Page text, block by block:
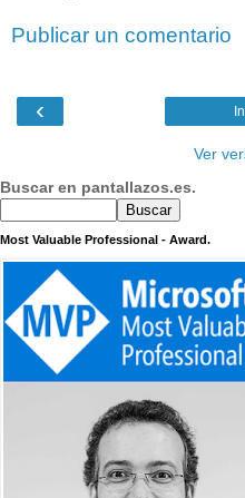
Publicar un comentario
‹
Ver
Buscar en pantallazos.es.
Most Valuable Professional - Award.